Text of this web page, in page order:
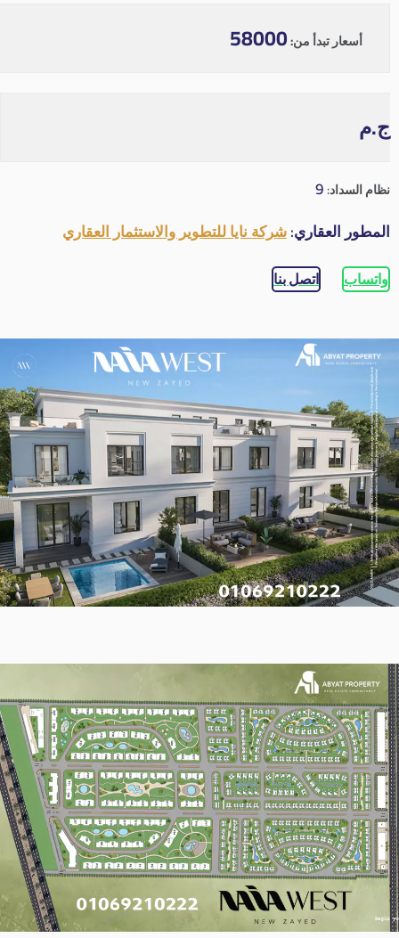
أسعار تبدأ من:58000
ج.م
نظام السداد:9
المطور العقاري:شركة نايا للتطوير والاستثمار العقاري
واتساب اتصل بنا